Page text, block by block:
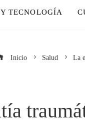
TECNOLOGÍA
Inicio Salud La